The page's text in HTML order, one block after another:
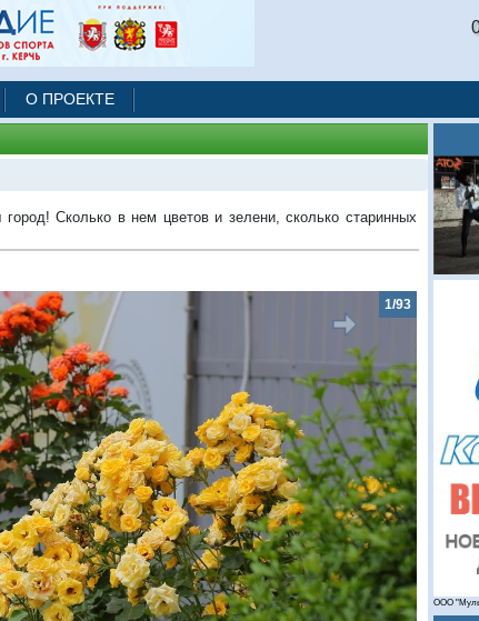
О ПРОЕКТЕ
Сколько в нем цветов и зелени, сколько старинных
1/93
Следующий
ООО